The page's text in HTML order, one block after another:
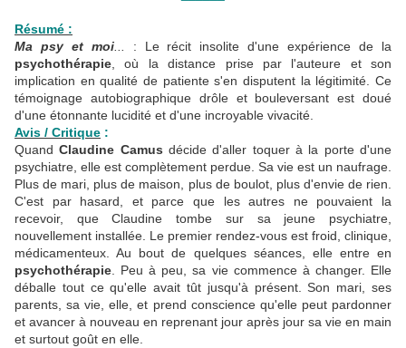
Résumé :
Ma psy et moi...
: Le récit insolite d'une expérience de la
psychothérapie , où la distance prise par l'auteure et son
implication en qualité de patiente s'en disputent la légitimité. Ce
témoignage autobiographique drôle et bouleversant est doué
d'une étonnante lucidité et d'une incroyable vivacité.
Avis / Critique :
QuandClaudine Camus décide d'aller toquer à la porte d'une
psychiatre, elle est complètement perdue. Sa vie est un naufrage.
Plus de mari, plus de maison, plus de boulot, plus d'envie de rien.
C'est par hasard, et parce que les autres ne pouvaient la
recevoir, que Claudine tombe sur sa jeune psychiatre,
nouvellement installée. Le premier rendez-vous est froid, clinique,
médicamenteux. Au bout de quelques séances, elle entre en
psychothérapie . Peu à peu, sa vie commence à changer. Elle
déballe tout ce qu'elle avait tût jusqu'à présent. Son mari, ses
parents, sa vie, elle, et prend conscience qu'elle peut pardonner
et avancer à nouveau en reprenant jour après jour sa vie en main
et surtout goût en elle.